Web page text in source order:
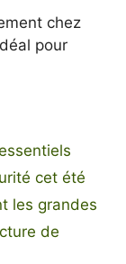
chez
pour
cet été
les grandes
de